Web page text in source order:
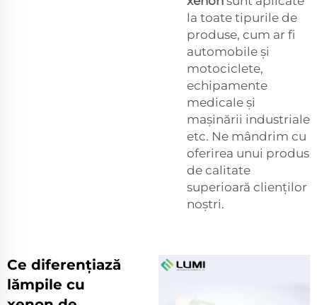
la toate tipurile de
produse, cum ar fi
automobile și
motociclete,
echipamente
medicale și
mașinării industriale
etc. Ne mândrim cu
oferirea unui produs
de calitate
superioară clienților
noștri.
Ce diferențiază
lămpile cu